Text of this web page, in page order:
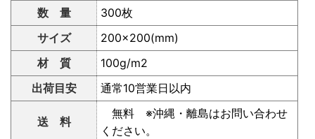
数 量
300枚
サイズ
200×200(mm)
材 質
100g/m2
出荷目安
通常10営業日以内
送 料
無料 ※沖縄・離島はお問い合わせ
ください。